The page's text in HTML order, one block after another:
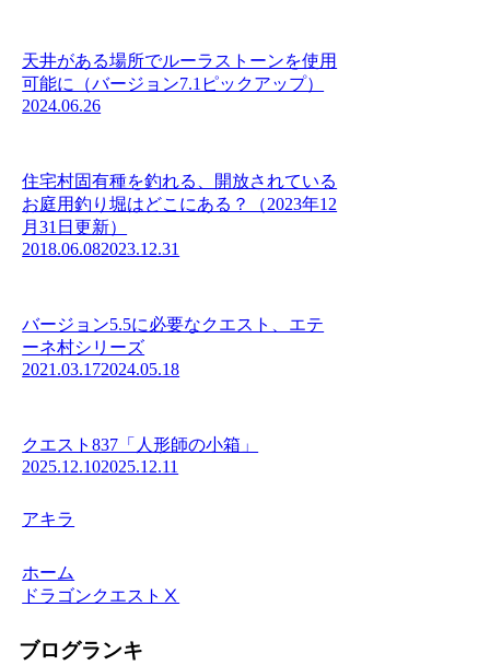
天井がある場所でルーラストーンを使用
可能に（バージョン7.1ピックアップ）
2024.06.26
住宅村固有種を釣れる、開放されている
お庭用釣り堀はどこにある？（2023年12
月31日更新）
2018.06.082023.12.31
バージョン5.5に必要なクエスト、エテ
ーネ村シリーズ
2021.03.172024.05.18
クエスト837「人形師の小箱」
2025.12.102025.12.11
アキラ
ホーム
ドラゴンクエストⅩ
ブログランキ